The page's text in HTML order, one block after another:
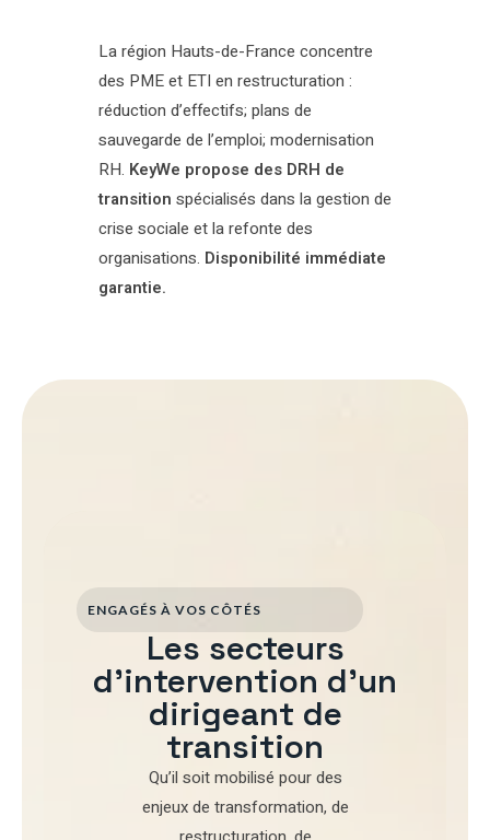
La région Hauts-de-France concentre
des PME et ETI en restructuration :
réduction d’effectifs; plans de
sauvegarde de l’emploi; modernisation
RH. KeyWe propose des DRH de
transition spécialisés dans la gestion de
crise sociale et la refonte des
organisations. Disponibilité immédiate
garantie.
ENGAGÉS À VOS CÔTÉS
Les secteurs
d'intervention d'un
dirigeant de
transition
Qu’il soit mobilisé pourdes
enjeux de transformation, de